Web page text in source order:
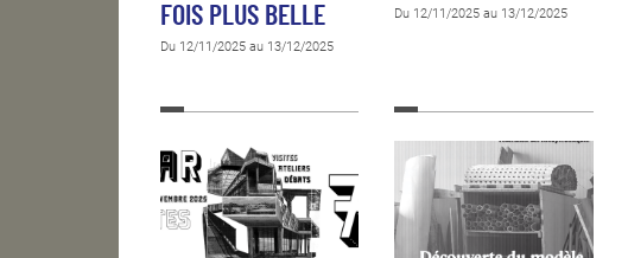
FOIS PLUS BELLE
Du 12/11/2025 au 13/12/2025
Du 12/11/2025 au 13/12/2025